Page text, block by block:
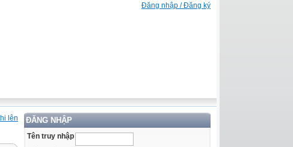
Đăng nhập / Đăng ký
ĐĂNG NHẬP
Tên truy nhập
lên